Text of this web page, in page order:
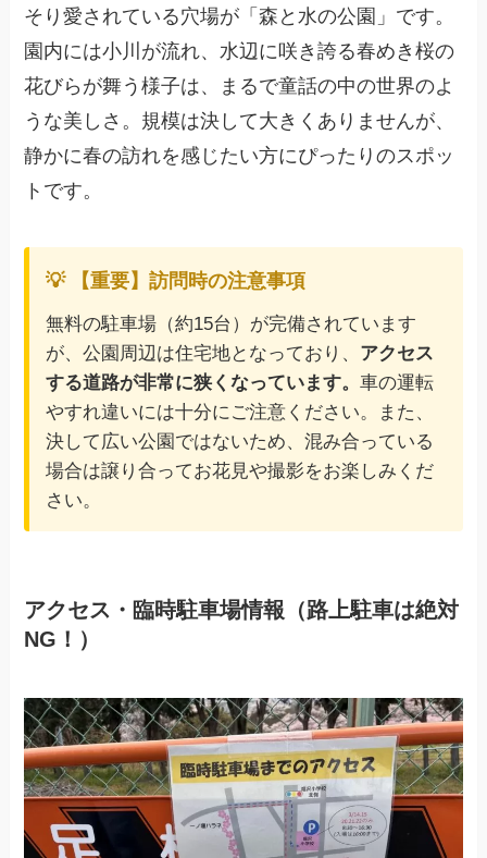
そり愛されている穴場が「森と水の公園」です。
園内には小川が流れ、水辺に咲き誇る春めき桜の
花びらが舞う様子は、まるで童話の中の世界のよ
うな美しさ。規模は決して大きくありませんが、
静かに春の訪れを感じたい方にぴったりのスポッ
トです。
💡 【重要】訪問時の注意事項
無料の駐車場（約15台）が完備されています
が、公園周辺は住宅地となっており、 アクセス
する道路が非常に狭くなっています。車の運転
やすれ違いには十分にご注意ください。また、
決して広い公園ではないため、混み合っている
場合は譲り合ってお花見や撮影をお楽しみくだ
さい。
アクセス・臨時駐車場情報（路上駐車は絶対
NG！）